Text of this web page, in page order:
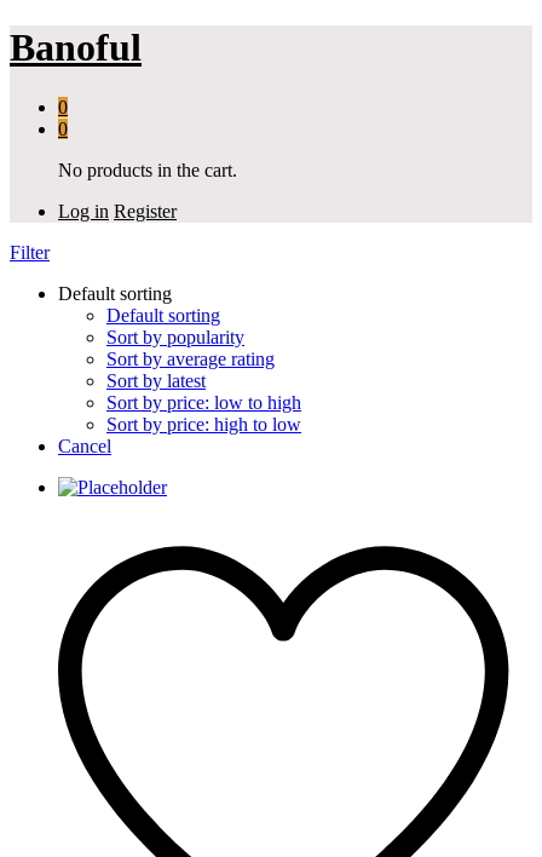
Banoful
0
0
No products in the cart.
Log in Register
Filter
Default sorting
Default sorting
Sort by popularity
Sort by average rating
Sort by latest
Sort by price: low to high
Sort by price: high to low
Cancel